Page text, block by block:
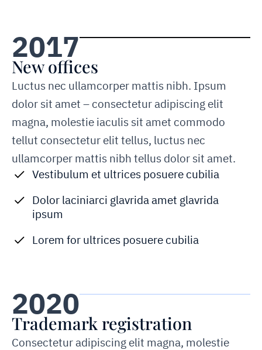
2017
New offices
Luctus nec ullamcorper mattis nibh. Ipsum
dolor sit amet – consectetur adipiscing elit
magna, molestie iaculis sit amet commodo
tellut consectetur elit tellus, luctus nec
ullamcorper mattis nibh tellus dolor sit amet.
Vestibulum et ultrices posuere cubilia
Dolor laciniarci glavrida amet glavrida
ipsum
Lorem for ultrices posuere cubilia
2020
Trademark registration
Consectetur adipiscing elit magna, molestie